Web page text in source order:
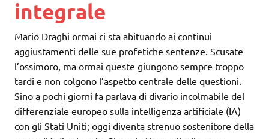
integrale
Mario Draghi ormai ci sta abituando ai continui
aggiustamenti delle sue profetiche sentenze. Scusate
l’ossimoro, ma ormai queste giungono sempre troppo
tardi e non colgono l’aspetto centrale delle questioni.
Sino a pochi giorni fa parlava di divario incolmabile del
differenziale europeo sulla intelligenza artificiale (IA)
con gli Stati Uniti; oggi diventa strenuo sostenitore della